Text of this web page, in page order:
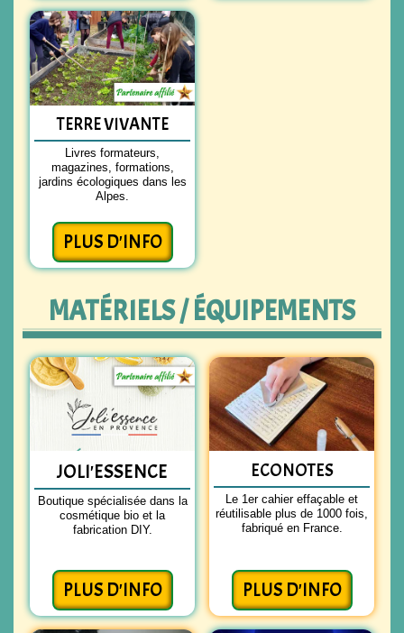
TERRE VIVANTE
Livres formateurs,
magazines, formations,
jardins écologiques dans les
Alpes.
PLUS D'INFO
MATÉRIELS / ÉQUIPEMENTS
JOLI'ESSENCE
Boutique spécialisée dans la
cosmétique bio et la
fabrication DIY.
PLUS D'INFO
ECONOTES
Le 1er cahier effaçable et
réutilisable plus de 1000 fois,
fabriqué en France.
PLUS D'INFO